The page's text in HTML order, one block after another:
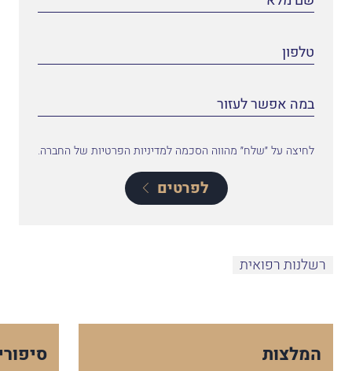
לחיצה על ״שלח״ מהווה הסכמה למדיניות הפרטיות של החברה.
לפרטים
רשלנות רפואית
המלצות